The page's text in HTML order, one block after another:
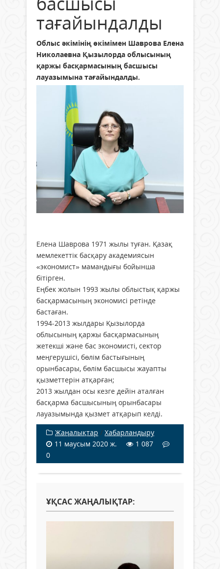
тағайындалды
Облыс әкімінің өкімімен Шаврова Елена
Николаевна Қызылорда облысының
қаржы басқармасының басшысы
лауазымына тағайындалды.
Елена Шаврова 1971 жылы туған. Қазақ
мемлекеттік басқару академиясын
«экономист» мамандығы бойынша
бітірген.
Еңбек жолын 1993 жылы облыстық қаржы
басқармасының экономисі ретінде
бастаған.
1994-2013 жылдары Қызылорда
облысының қаржы басқармасының
жетекші және бас экономисті, сектор
меңгерушісі, бөлім бастығының
орынбасары, бөлім басшысы жауапты
қызметтерін атқарған;
2013 жылдан осы кезге дейін аталған
басқарма басшысының орынбасары
лауазымында қызмет атқарып келді.
Жаңалықтар / Хабарландыру
11 маусым 2020 ж.
1 087
0
ҰҚСАС ЖАҢАЛЫҚТАР: